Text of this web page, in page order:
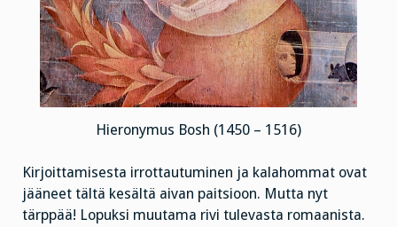
Hieronymus Bosh (1450 – 1516)
Kirjoittamisesta irrottautuminen ja kalahommat ovat
jääneet tältä kesältä aivan paitsioon. Mutta nyt
tärppää! Lopuksi muutama rivi tulevasta romaanista.